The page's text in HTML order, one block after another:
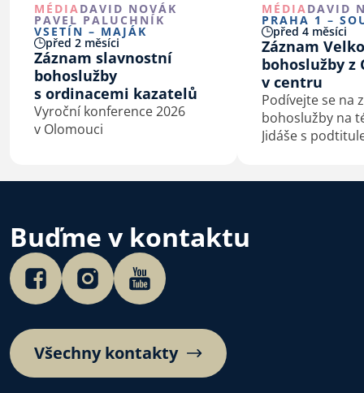
MÉDIADAVID NOVÁK
PAVEL PALUCHNÍK
VSETÍN – MAJÁK
před 2 měsíci
Záznam slavnostní
bohoslužby
s ordinacemi kazatelů
Vyroční konference 2026
v Olomouci
MÉDIADAVID
PRAHA 1 –
před 4 měsíci
Záznam
bohoslužby z
v centru
Podívejte se na
bohoslužby na
Jidáše s
Buďme v kontaktu
Všechny kontakty